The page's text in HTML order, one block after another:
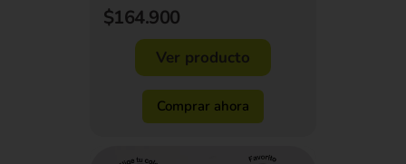
$164.900
Ver producto
Comprar ahora